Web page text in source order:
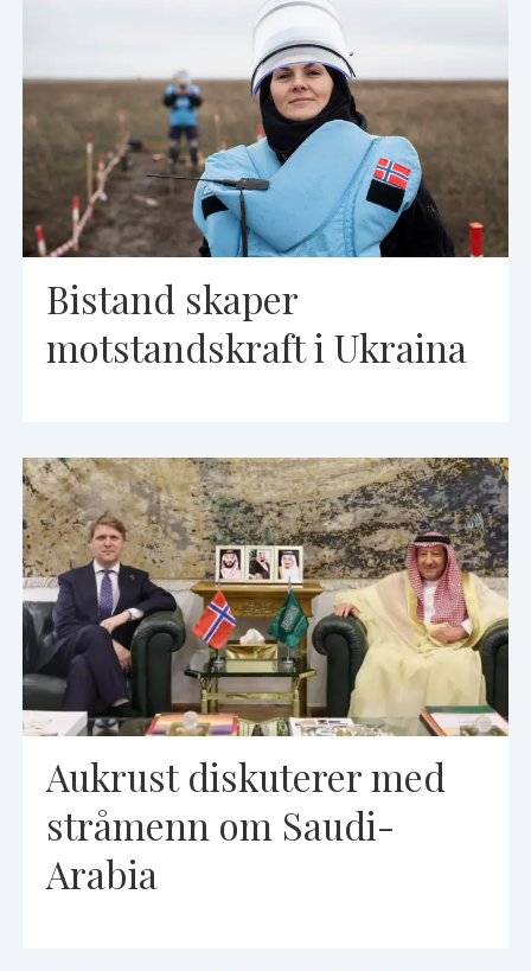
Bistand skaper
motstandskraft i Ukraina
Aukrust diskuterer med
stråmenn om Saudi-
Arabia